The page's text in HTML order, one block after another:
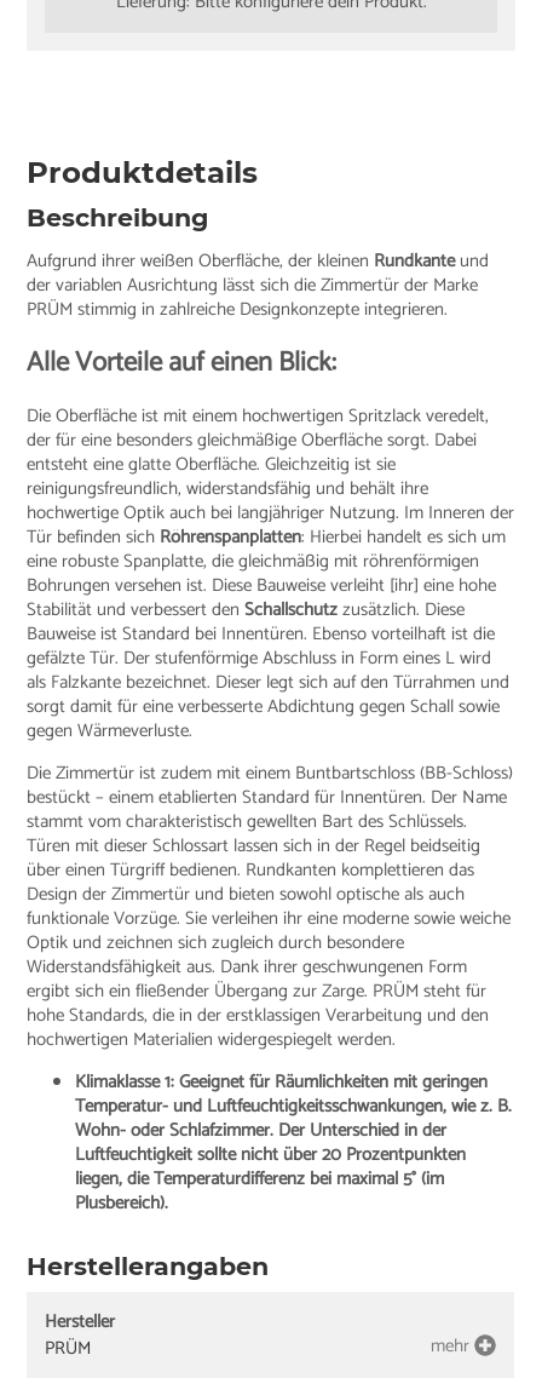
Produktdetails
Beschreibung
Aufgrund ihrer weißen Oberfläche, der kleinen Rundkanteund
der variablen Ausrichtung lässt sich die Zimmertür der Marke
PRÜM stimmig in zahlreiche Designkonzepte integrieren.
Alle Vorteile auf einen Blick:
Die Oberfläche ist mit einem hochwertigen Spritzlack veredelt,
der für eine besonders gleichmäßige Oberfläche sorgt. Dabei
entsteht eine glatte Oberfläche. Gleichzeitig ist sie
reinigungsfreundlich, widerstandsfähig und behält ihre
hochwertige Optik auch bei langjähriger Nutzung. Im Inneren der
Tür befinden sich Röhrenspanplatten: Hierbei handelt es sich um
eine robuste Spanplatte, die gleichmäßig mit röhrenförmigen
Bohrungen versehen ist. Diese Bauweise verleiht [ihr] eine hohe
Stabilität und verbessert denSchallschutzzusätzlich. Diese
Bauweise ist Standard bei Innentüren. Ebenso vorteilhaft ist die
gefälzte Tür. Der stufenförmige Abschluss in Form eines L wird
als Falzkante bezeichnet. Dieser legt sich auf den Türrahmen und
sorgt damit für eine verbesserte Abdichtung gegen Schall sowie
gegen Wärmeverluste.
Die Zimmertür ist zudem mit einem Buntbartschloss (BB-Schloss)
bestückt – einem etablierten Standard für Innentüren. Der Name
stammt vom charakteristisch gewellten Bart des Schlüssels.
Türen mit dieser Schlossart lassen sich in der Regel beidseitig
über einen Türgriff bedienen. Rundkanten komplettieren das
Design der Zimmertür und bieten sowohl optische als auch
funktionale Vorzüge. Sie verleihen ihr eine moderne sowie weiche
Optik und zeichnen sich zugleich durch besondere
Widerstandsfähigkeit aus. Dank ihrer geschwungenen Form
ergibt sich ein fließender Übergang zur Zarge. PRÜM steht für
hohe Standards, die in der erstklassigen Verarbeitung und den
hochwertigen Materialien widergespiegelt werden.
Klimaklasse 1: Geeignet für Räumlichkeiten mit geringen
Temperatur- und Luftfeuchtigkeitsschwankungen, wie z. B.
Wohn- oder Schlafzimmer. Der Unterschied in der
Luftfeuchtigkeit sollte nicht über 20 Prozentpunkten
liegen, die Temperaturdifferenz bei maximal 5° (im
Plusbereich).
Herstellerangaben
Hersteller
PRÜM
mehr